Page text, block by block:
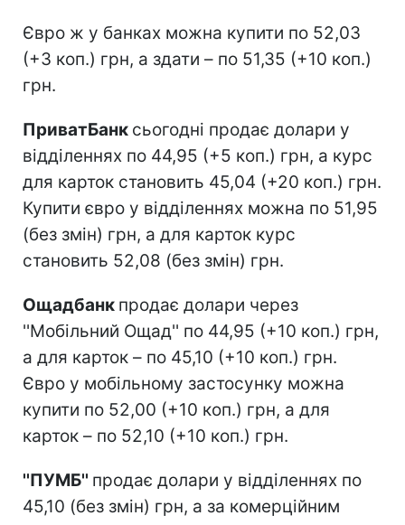
Євро ж у банках можна купити по 52,03
(+3 коп.) грн, а здати – по 51,35 (+10 коп.)
грн.
ПриватБанк сьогодні продає долари у
відділеннях по 44,95 (+5 коп.) грн, а курс
для карток становить 45,04 (+20 коп.) грн.
Купити євро у відділеннях можна по 51,95
(без змін) грн, а для карток курс
становить 52,08 (без змін) грн.
Ощадбанк продає долари через
''Мобільний Ощад'' по 44,95 (+10 коп.) грн,
а для карток – по 45,10 (+10 коп.) грн.
Євро у мобільному застосунку можна
купити по 52,00 (+10 коп.) грн, а для
карток – по 52,10 (+10 коп.) грн.
''ПУМБ'' продає долари у відділеннях по
45,10 (без змін) грн, а за комерційним